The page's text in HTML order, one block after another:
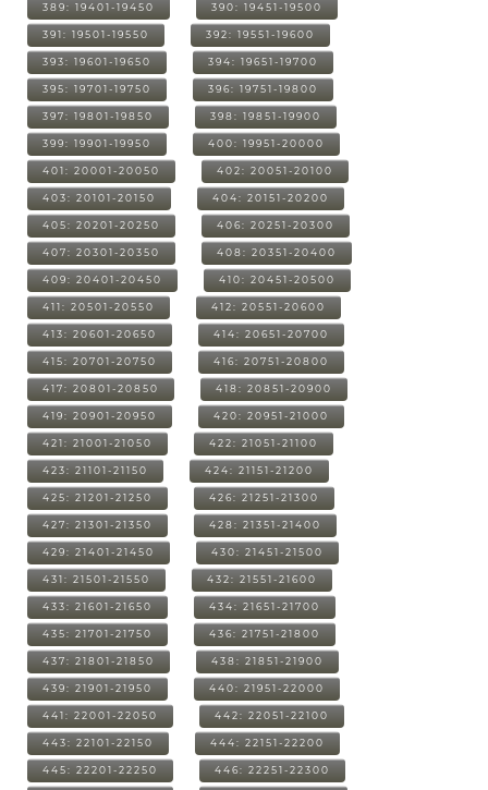
389: 19401-19450 390: 19451-19500
391: 19501-19550 392: 19551-19600
393: 19601-19650 394: 19651-19700
395: 19701-19750 396: 19751-19800
397: 19801-19850 398: 19851-19900
399: 19901-19950 400: 19951-20000
401: 20001-20050 402: 20051-20100
403: 20101-20150 404: 20151-20200
405: 20201-20250 406: 20251-20300
407: 20301-20350 408: 20351-20400
409: 20401-20450 410: 20451-20500
411: 20501-20550 412: 20551-20600
413: 20601-20650 414: 20651-20700
415: 20701-20750 416: 20751-20800
417: 20801-20850 418: 20851-20900
419: 20901-20950 420: 20951-21000
421: 21001-21050 422: 21051-21100
423: 21101-21150 424: 21151-21200
425: 21201-21250 426: 21251-21300
427: 21301-21350 428: 21351-21400
429: 21401-21450 430: 21451-21500
431: 21501-21550 432: 21551-21600
433: 21601-21650 434: 21651-21700
435: 21701-21750 436: 21751-21800
437: 21801-21850 438: 21851-21900
439: 21901-21950 440: 21951-22000
441: 22001-22050 442: 22051-22100
443: 22101-22150 444: 22151-22200
445: 22201-22250 446: 22251-22300